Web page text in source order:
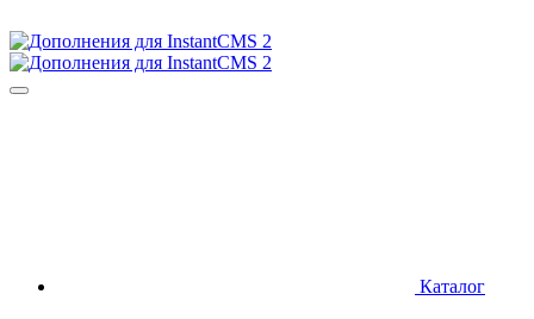
Каталог